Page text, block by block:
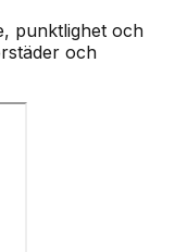
punktlighet och
och